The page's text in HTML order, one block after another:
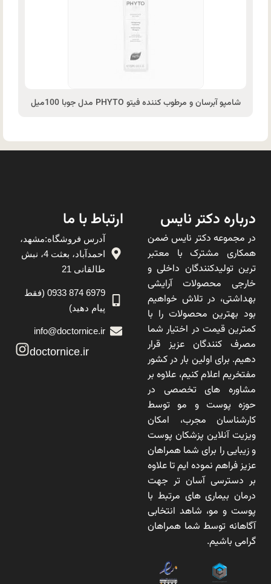
شامپو آبرسان و مرطوب کننده فیتو PHYTO مدل جوبا 100میل
درباره دکتر نایس
در مجموعه دکتر نایس ضمن
همکاری مشترک با معتبر
ترین تولیدکنندگان داخلی و
خارجی محصولات آرایشی
بهداشتی، در تلاش خواهیم
بود بهترین محصولات را با
کمترین قیمت در اختیار شما
مصرف کنندگان عزیز قرار
دهیم. برای اولین بار در کشور
مفتخریم اعلام کنیم، علاوه بر
مشاوره های تخصصی در
حوزه پوست و مو توسط
کارشناسان مجرب، امکان
ویزیت آنلاین پزشکان پوست
و زیبایی را برای شما همراهان
عزیز فراهم نموده ایم تا علاوه
بر دسترسی آسان تر جهت
درمان بیماری های مرتبط با
پوست و مو، شاهد انتخابی
آگاهانه توسط شما همراهان
گرامی باشیم.
ارتباط با ما
آدرس فروشگاه:مشهد،
احمدآباد، بعثت 4، نبش
طالقانی 21
6979 874 0933 (فقط
پیام دهید)
info@doctornice.ir
doctornice.ir